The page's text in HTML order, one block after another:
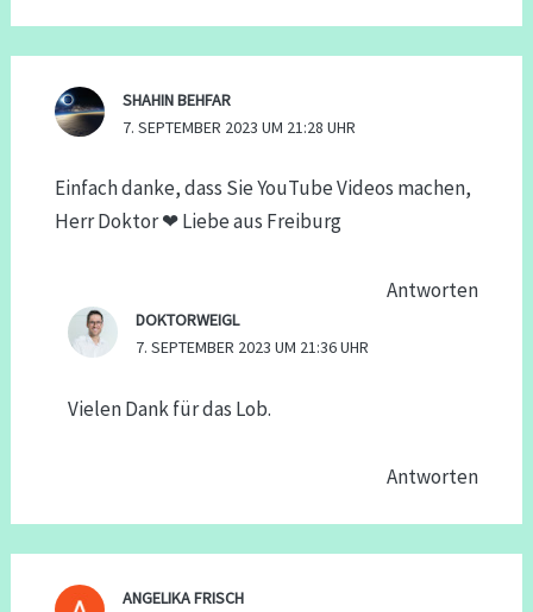
SHAHIN BEHFAR
7. SEPTEMBER 2023 UM 21:28 UHR
Einfach danke, dass Sie YouTube Videos machen,
Herr Doktor ❤ Liebe aus Freiburg
Antworten
DOKTORWEIGL
7. SEPTEMBER 2023 UM 21:36 UHR
Vielen Dank für das Lob.
Antworten
ANGELIKA FRISCH